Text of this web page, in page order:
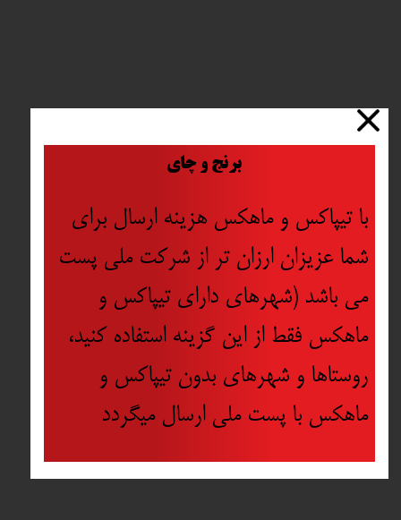
برنج و چای
با تیپاکس و ماهکس هزینه ارسال برای
شما عزیزان ارزان تر از شرکت ملی پست
می باشد (شهرهای دارای تیپاکس و
ماهکس فقط از این گزینه استفاده کنید،
روستاها و شهرهای بدون تیپاکس و
ماهکس با پست ملی ارسال میگردد